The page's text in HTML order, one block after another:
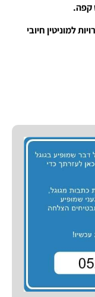
קפה.
למוניטין חיובי